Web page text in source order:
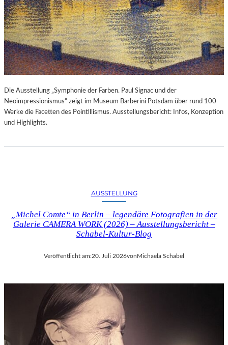
Die Ausstellung „Symphonie der Farben. Paul Signac und der
Neoimpressionismus“ zeigt im Museum Barberini Potsdam über rund 100
Werke die Facetten des Pointillismus. Ausstellungsbericht: Infos, Konzeption
und Highlights.
AUSSTELLUNG
„Michel Comte“ in Berlin – legendäre Fotografien in der
Galerie CAMERA WORK (2026) – Ausstellungsbericht –
Schabel-Kultur-Blog
Veröffentlicht am:20. Juli 2026vonMichaela Schabel